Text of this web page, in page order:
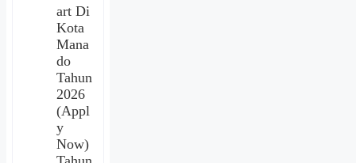
art Di
Kota
Mana
do
Tahun
2026
(Appl
y
Now)